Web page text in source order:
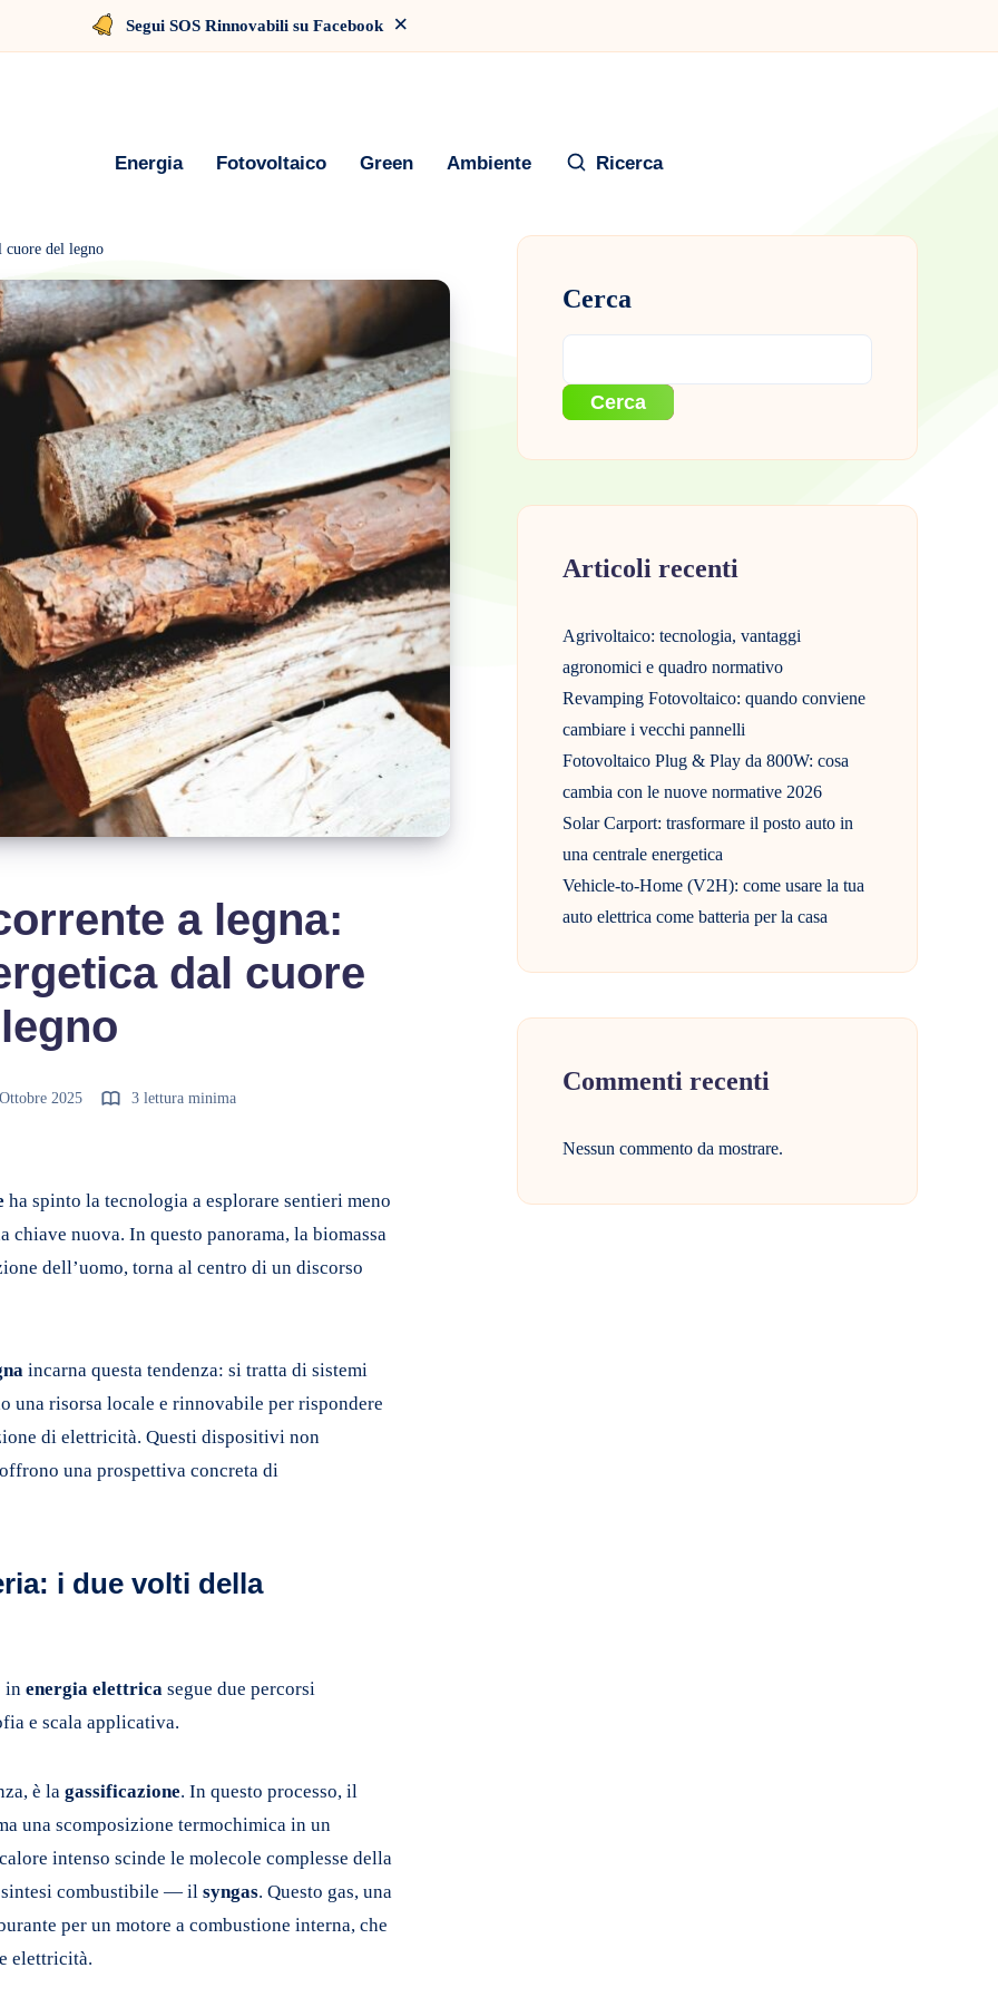
Segui SOS Rinnovabili su Facebook ×
Energia Fotovoltaico Green Ambiente Ricerca
cuore del legno
a legna:
dal cuore
2025 3 lettura minima
ha spinto la tecnologia a esplorare sentieri meno
nuova. In questo panorama, la biomassa
dell’uomo, torna al centro di un discorso
incarna questa tendenza: si tratta di sistemi
una risorsa locale e rinnovabile per rispondere
di elettricità. Questi dispositivi non
una prospettiva concreta di
i due volti della
in energia elettrica segue due percorsi
e scala applicativa.
è la gassificazione. In questo processo, il
una scomposizione termochimica in un
intenso scinde le molecole complesse della
sintesi combustibile — il syngas. Questo gas, una
per un motore a combustione interna, che
elettricità.
Cerca
Cerca
Articoli recenti
Agrivoltaico: tecnologia, vantaggi
agronomici e quadro normativo
Revamping Fotovoltaico: quando conviene
cambiare i vecchi pannelli
Fotovoltaico Plug & Play da 800W: cosa
cambia con le nuove normative 2026
Solar Carport: trasformare il posto auto in
una centrale energetica
Vehicle-to-Home (V2H): come usare la tua
auto elettrica come batteria per la casa
Commenti recenti
Nessun commento da mostrare.